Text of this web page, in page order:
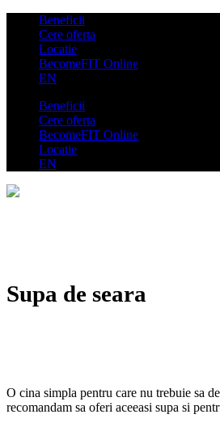
Beneficii
Cere oferta
Locatie
BecomeFIT Online
EN
Beneficii
Cere oferta
BecomeFIT Online
Locatie
EN
Supa de seara
O cina simpla pentru care nu trebuie sa
recomandam sa oferi aceeasi supa si